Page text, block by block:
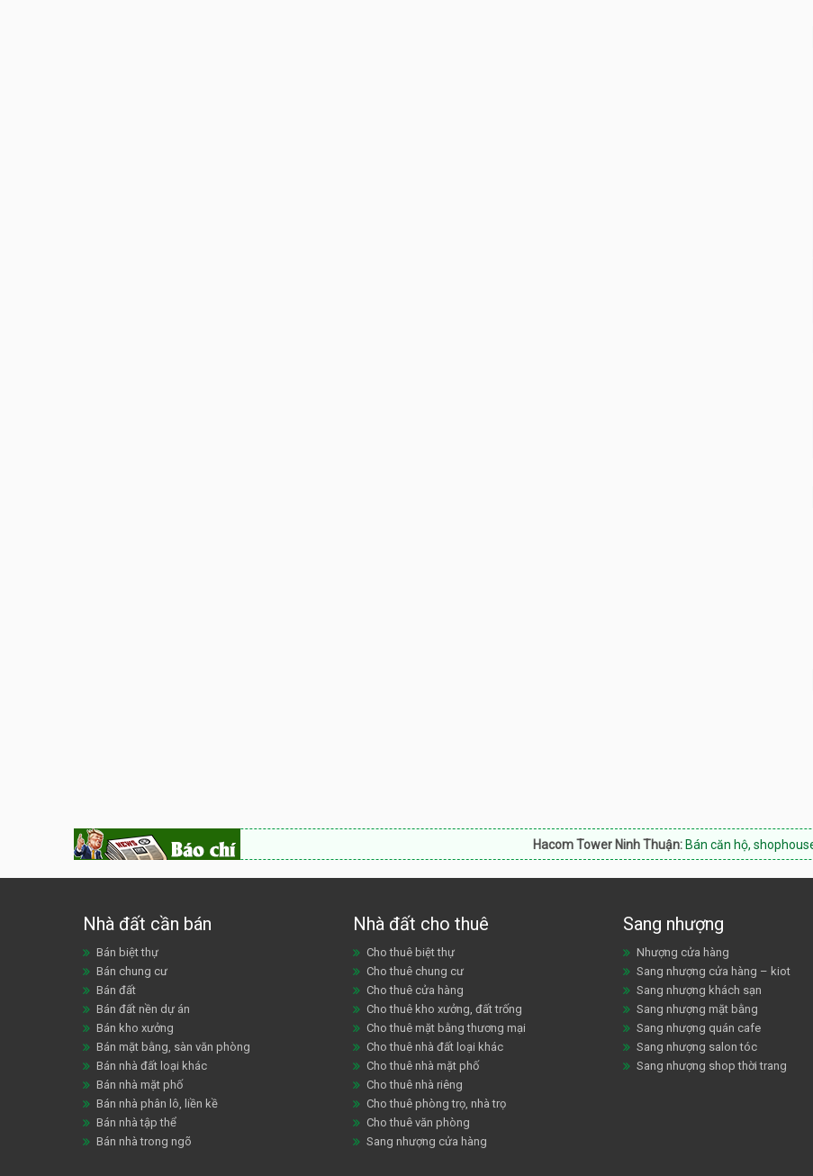
Hacom Tower Ninh Thuận:Bán căn hộ, shophouse, Hotline:
Nhà đất cần bán
Bán biệt thự
Bán chung cư
Bán đất
Bán đất nền dự án
Bán kho xưởng
Bán mặt bằng, sàn văn phòng
Bán nhà đất loại khác
Bán nhà mặt phố
Bán nhà phân lô, liền kề
Bán nhà tập thể
Bán nhà trong ngõ
Nhà đất cho thuê
Cho thuê biệt thự
Cho thuê chung cư
Cho thuê cửa hàng
Cho thuê kho xưởng, đất trống
Cho thuê mặt bằng thương mại
Cho thuê nhà đất loại khác
Cho thuê nhà mặt phố
Cho thuê nhà riêng
Cho thuê phòng trọ, nhà trọ
Cho thuê văn phòng
Sang nhượng cửa hàng
Sang nhượng
Nhượng cửa hàng
Sang nhượng cửa hàng – kiot
Sang nhượng khách sạn
Sang nhượng mặt bằng
Sang nhượng quán cafe
Sang nhượng salon tóc
Sang nhượng shop thời trang